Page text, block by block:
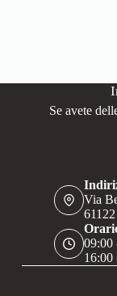
Se avete
Via
09:00
16:00